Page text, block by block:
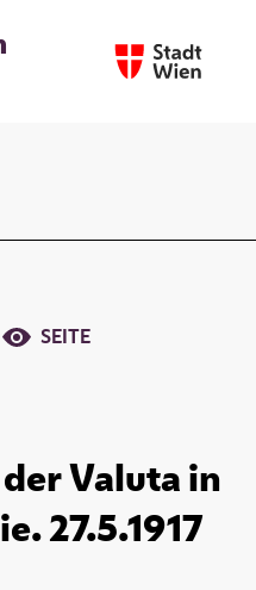
SEITE
Valuta in
27.5.1917